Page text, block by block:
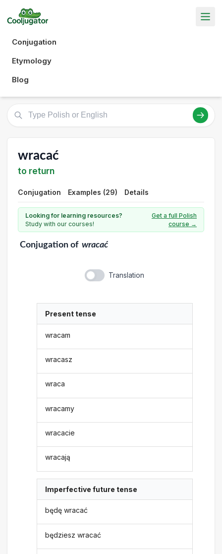
Conjugation
Etymology
Blog
wracać
to return
Conjugation Examples (29) Details
Looking for learning resources?
Study with our courses!
Get a full Polish
course →
Conjugationof wracać
Translation
Present tense
wracam
wracasz
wraca
wracamy
wracacie
wracają
Imperfective future tense
będę wracać
będziesz wracać